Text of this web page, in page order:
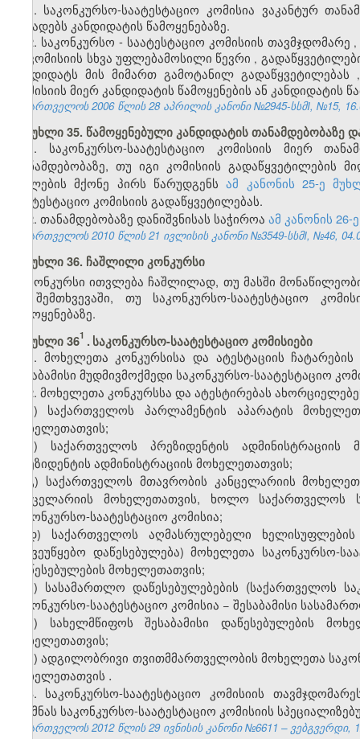
1. საკონკურსო-საატესტაციო კომისია ვაკანტურ
აცხადებს კანდიდატის წამოყენებაზე.
2. საკონკურსო - საატესტაციო კომისიის თავმჯდომარე ,
კომისიის სხვა უფლებამოსილი წევრი ,
კანდიდატს მის მიმართ გამოტანილ გადაწყვეტილებას ,
კომისიის მიერ კანდიდატის წამოყენების ან კანდიდატის
საქართველოს 2006 წლის 28 აპრილის კანონი №2945-სსმI, №15,
მუხლი 35. წამოყენებული კანდიდატის თანამდებობაზე
1. საკონკურსო-საატესტაციო კომისიის მიერ
თანამდებობაზე, თუ იგი კომისიის გადაწყვეტილების
უფლების მქონე პირს წარუდგენსამ კანონის 25-ე
საატესტაციო კომისიის გადაწყვეტილებას.
2. თანამდებობაზე დანიშვნისას საჭიროა ამ კანონის 26-
საქართველოს 2010 წლის 21 ივლისის კანონი №3549-სსმI, №46,
მუხლი 36. ჩაშლილი კონკურსი
კონკურსი ითვლება ჩაშლილად, თუ მასში
იმ შემთხვევაში, თუ საკონკურსო-საატესტაციო
წამოყენებაზე.
მუხლი 361 . საკონკურსო-საატესტაციო კომისიები
1. მოხელეთა კონკურსისა და ატესტაციის
შესაბამისი მუდმივმოქმედი საკონკურსო-საატესტაციო
2. მოხელეთა კონკურსსა და ატესტირებას
ა) საქართველოს პარლამენტის აპარატის
მოხელეთათვის;
ბ) საქართველოს პრეზიდენტის
პრეზიდენტის ადმინისტრაციის მოხელეთათვის;
გ) საქართველოს მთავრობის კანცელარიის
კანცელარიის მოხელეთათვის, ხოლო საქართველოს
საკონკურსო-საატესტაციო კომისია;
დ) საქართველოს აღმასრულებელი ხელისუფლების
საქვეუწყებო დაწესებულება) მოხელეთა საკონკურსო-
დაწესებულების მოხელეთათვის;
ე) სასამართლო დაწესებულებების (საქართველოს
საკონკურსო-საატესტაციო კომისია − შესაბამისი
ვ) სახელმწიფოს შესაბამისი დაწესებულების
მოხელეთათვის;
ზ) ადგილობრივი თვითმმართველობის მოხელეთა
მოხელეთათვის .
3. საკონკურსო-საატესტაციო კომისიის
შექმნას საკონკურსო-საატესტაციო კომისიის
საქართველოს 2012 წლის 29 ივნისის კანონი №6611 – ვებგვერდი,